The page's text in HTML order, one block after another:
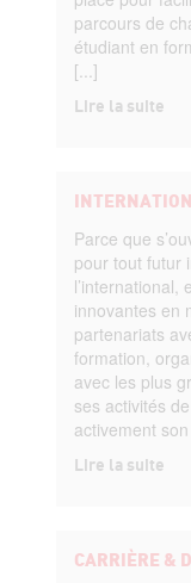
parcours de
étudiant en
[...]
Lire la suite
Parce que
pour tout futur
l’international,
innovantes en
partenariats
formation,
avec les plus
ses activités
activement
Lire la suite
CARRIÈRE &